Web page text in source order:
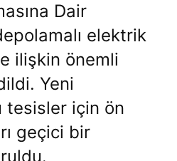
Dair
elektrik
ilişkin önemli
Yeni
tesisler için ön
geçici bir